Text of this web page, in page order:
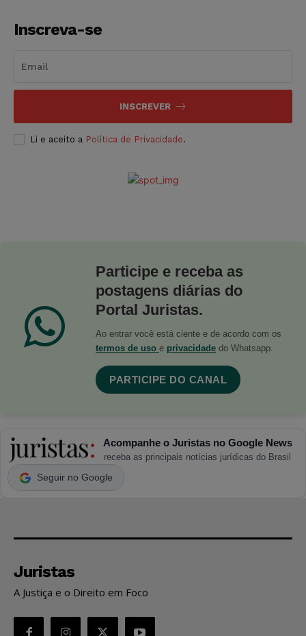
Inscreva-se
INSCREVER
Li e aceito a Política de Privacidade.
Participe e receba as
postagens diárias do
Portal Juristas.
Ao entrar você está ciente e de acordo com os
termos de uso e privacidade do Whatsapp.
PARTICIPE DO CANAL
Acompanhe o Juristas no Google News
receba as principais notícias jurídicas do Brasil
Seguir no Google
Juristas
A Justiça e o Direito em Foco